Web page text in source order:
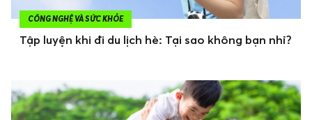
CÔNG NGHỆ VÀ SỨC KHỎE
Tập luyện khi đi du lịch hè: Tại sao không bạn nhỉ?